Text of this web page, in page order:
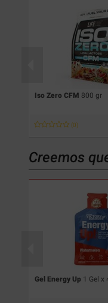
Iso Zero CFM 800 gr
(0)
Creemos
Gel Energy Up 1 Gel x